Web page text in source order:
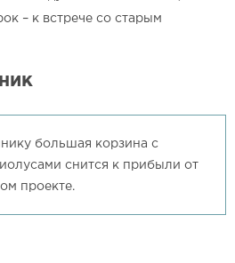
– к встрече со старым
большая корзина с
снится к прибыли от
проекте.